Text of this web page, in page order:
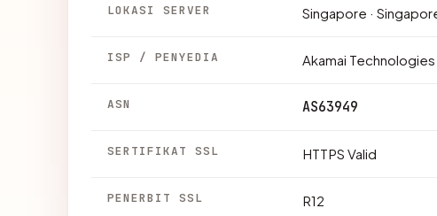
LOKASI SERVER Singapore ·
ISP / PENYEDIA Akamai Technologies
ASN AS63949
SERTIFIKAT SSL HTTPS Valid
PENERBIT SSL R12